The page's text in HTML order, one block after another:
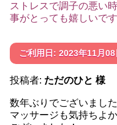
ストレスで調子の悪い
事がとっても嬉しいで
ご利用日: 2023年11月08
投稿者: ただのひと 様
数年ぶりでございまし
マッサージも気持ちよ